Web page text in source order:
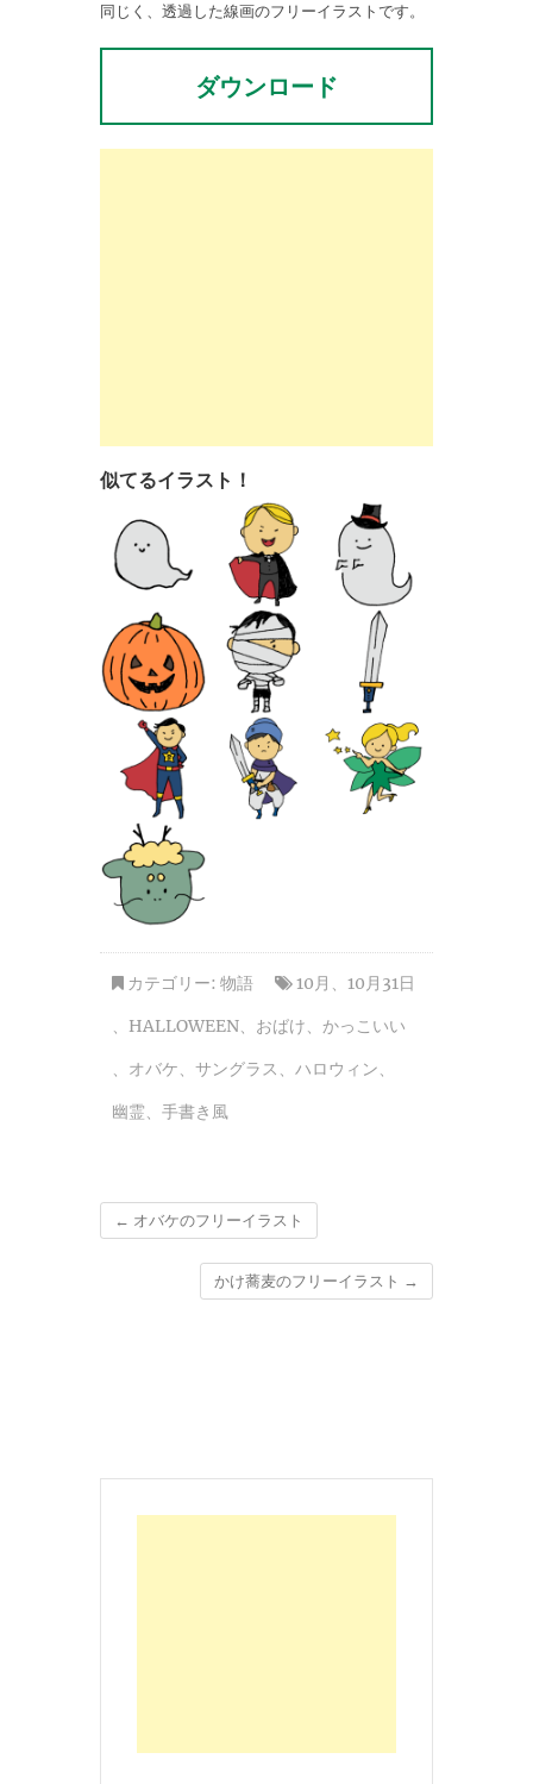
同じく、透過した線画のフリーイラストです。
ダウンロード
似てるイラスト！
カテゴリー: 物語 10月 、 10月31日
、 HALLOWEEN、 おばけ、 かっこいい
、 オバケ、 サングラス 、 ハロウィン、
幽霊、 手書き風
← オバケのフリーイラスト
かけ蕎麦のフリーイラスト →